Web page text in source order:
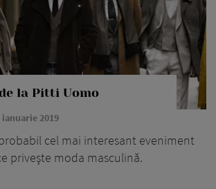
la Pitti Uomo
ianuarie 2019
cel mai interesant eveniment
priveşte moda masculină.